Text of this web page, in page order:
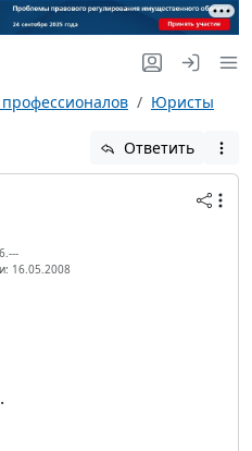
профессионалов Юристы
Ответить
16.05.2008